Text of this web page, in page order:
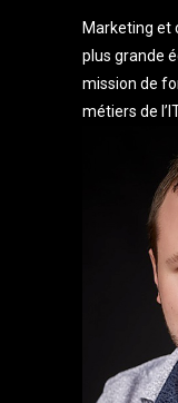
Marketing et
plus grande
mission de
métiers de